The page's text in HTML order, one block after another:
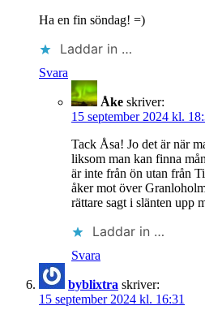
Ha en fin söndag! =)
Laddar in …
Svara
Åke skriver:
15 september 2024 kl.
Tack Åsa! Jo det är när
liksom man kan finna
är inte från ön utan från
åker mot över
rättare sagt i slänten upp
Laddar in …
Svara
byblixtra skriver:
15 september 2024 kl. 16:31